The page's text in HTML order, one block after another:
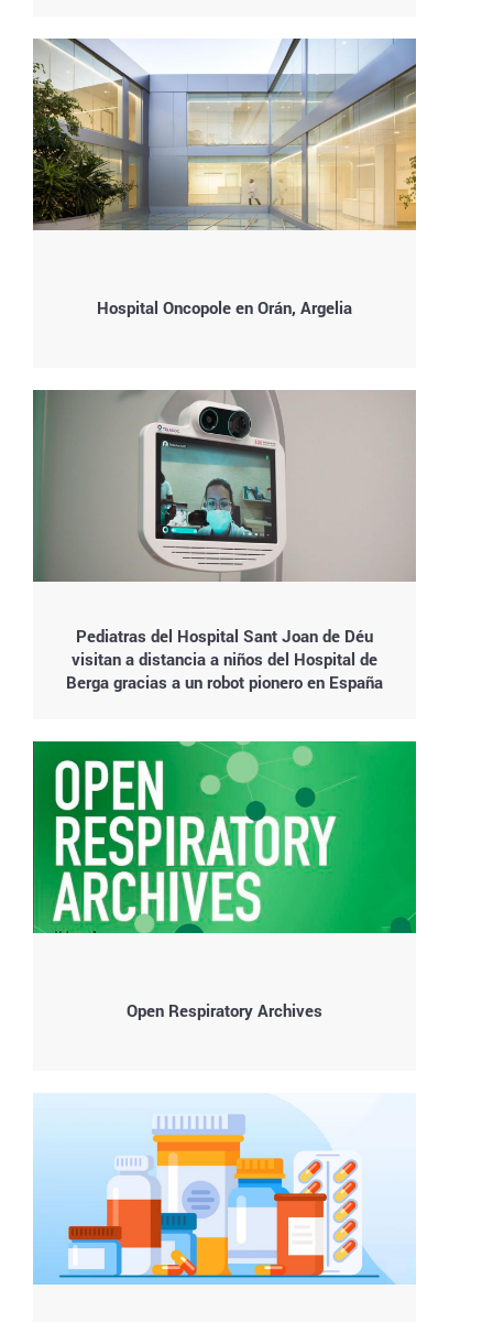
Hospital Oncopole en Orán, Argelia
Pediatras del Hospital Sant Joan de Déu
visitan a distancia a niños del Hospital de
Berga gracias a un robot pionero en España
Open Respiratory Archives